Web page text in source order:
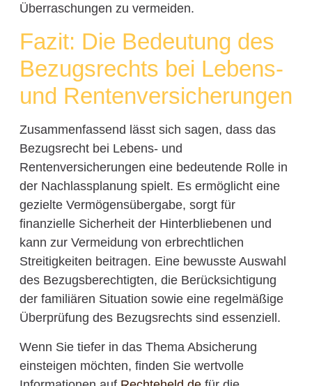
Überraschungen zu vermeiden.
Fazit: Die Bedeutung des
Bezugsrechts bei Lebens-
und Rentenversicherungen
Zusammenfassend lässt sich sagen, dass das
Bezugsrecht bei Lebens- und
Rentenversicherungen eine bedeutende Rolle in
der Nachlassplanung spielt. Es ermöglicht eine
gezielte Vermögensübergabe, sorgt für
finanzielle Sicherheit der Hinterbliebenen und
kann zur Vermeidung von erbrechtlichen
Streitigkeiten beitragen. Eine bewusste Auswahl
des Bezugsberechtigten, die Berücksichtigung
der familiären Situation sowie eine regelmäßige
Überprüfung des Bezugsrechts sind essenziell.
Wenn Sie tiefer in das Thema Absicherung
einsteigen möchten, finden Sie wertvolle